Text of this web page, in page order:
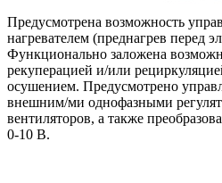
Предусмотрена возможность
нагревателем (преднагрев перед
Функционально заложена
рекуперацией и/или
осушением. Предусмотрено
внешним/ми однофазными
вентиляторов, а также
0-10 В.